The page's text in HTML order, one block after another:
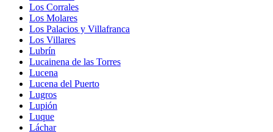
Los Corrales
Los Molares
Los Palacios y Villafranca
Los Villares
Lubrín
Lucainena de las Torres
Lucena
Lucena del Puerto
Lugros
Lupión
Luque
Láchar